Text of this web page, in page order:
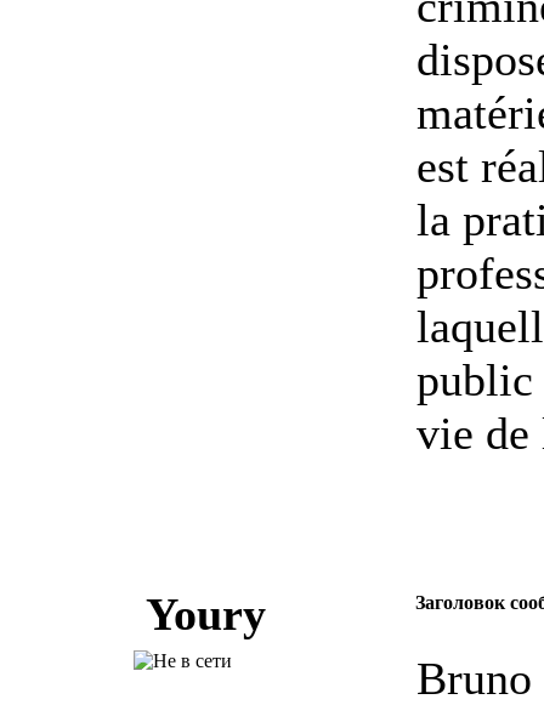
est
la
public
vie de
Youry Заголовок
Bruno